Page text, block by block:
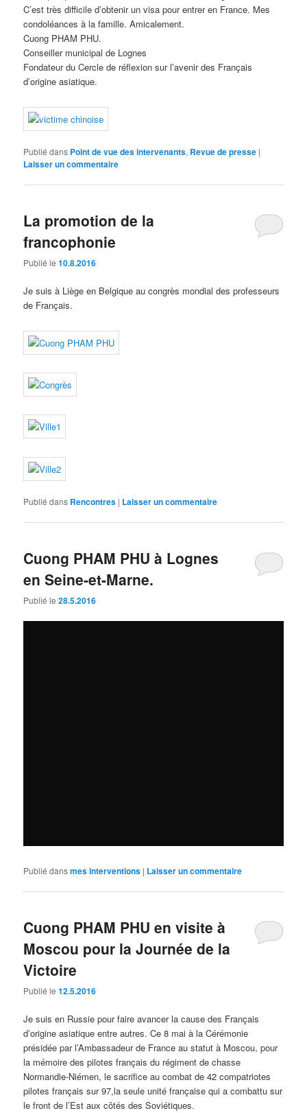
C’est très difficile d’obtenir un visa pour entrer en France. Mes
condoléances à la famille. Amicalement.
Cuong PHAM PHU.
Conseiller municipal de Lognes
Fondateur du Cercle de réflexion sur l’avenir des Français
d’origine asiatique.
Publié dans Point de vue des intervenants, Revue de presse |
Laisser un commentaire
La promotion de la
francophonie
Publié le10.8.2016
Je suis à Liège en Belgique au congrès mondial des professeurs
de Français.
Publié dans Rencontres | Laisser un commentaire
Cuong PHAM PHU à Lognes
en Seine-et-Marne.
Publié le28.5.2016
Publié dansmes interventions | Laisser un commentaire
Cuong PHAM PHU en visite à
Moscou pour la Journée de la
Victoire
Publié le12.5.2016
Je suis en Russie pour faire avancer la cause des Français
d’origine asiatique entre autres. Ce 8 mai à la Cérémonie
présidée par l’Ambassadeur de France au statut à Moscou, pour
la mémoire des pilotes français du régiment de chasse
Normandie-Niémen, le sacrifice au combat de 42 compatriotes
pilotes français sur 97,la seule unité française qui a combattu sur
le front de l’Est aux côtés des Soviétiques.